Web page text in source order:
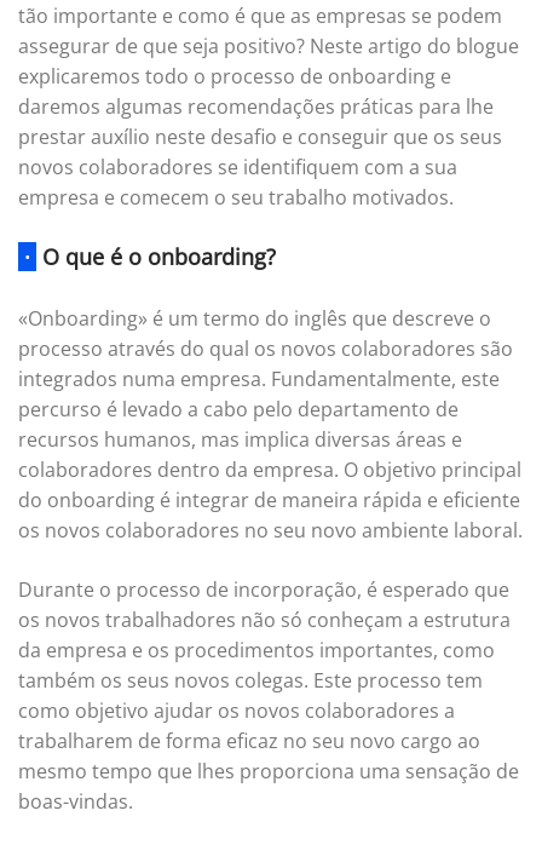
tão importante e como é que as empresas se podem
assegurar de que seja positivo? Neste artigo do blogue
explicaremos todo o processo de onboarding e
daremos algumas recomendações práticas para lhe
prestar auxílio neste desafio e conseguir que os seus
novos colaboradores se identifiquem com a sua
empresa e comecem o seu trabalho motivados.
· O que é o onboarding?
«Onboarding» é um termo do inglês que descreve o
processo através do qual os novos colaboradores são
integrados numa empresa. Fundamentalmente, este
percurso é levado a cabo pelo departamento de
recursos humanos, mas implica diversas áreas e
colaboradores dentro da empresa. O objetivo principal
do onboarding é integrar de maneira rápida e eficiente
os novos colaboradores no seu novo ambiente laboral.
Durante o processo de incorporação, é esperado que
os novos trabalhadores não só conheçam a estrutura
da empresa e os procedimentos importantes, como
também os seus novos colegas. Este processo tem
como objetivo ajudar os novos colaboradores a
trabalharem de forma eficaz no seu novo cargo ao
mesmo tempo que lhes proporciona uma sensação de
boas-vindas.